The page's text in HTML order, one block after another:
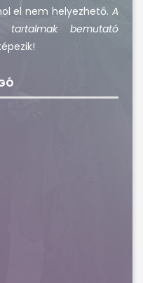
el nem helyezhető. A
tartalmak bemutató